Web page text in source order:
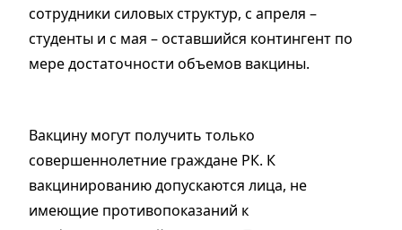
сотрудники силовых структур, с апреля –
студенты и с мая – оставшийся контингент по
мере достаточности объемов вакцины.
Вакцину могут получить только
совершеннолетние граждане РК. К
вакцинированию допускаются лица, не
имеющие противопоказаний к